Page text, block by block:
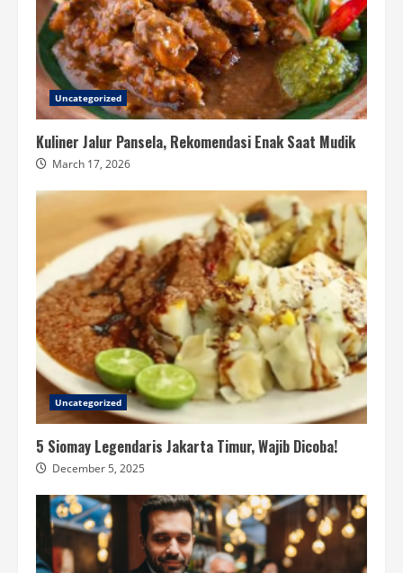
Uncategorized
Kuliner Jalur Pansela, Rekomendasi Enak Saat Mudik
March 17, 2026
Uncategorized
5 Siomay Legendaris Jakarta Timur, Wajib Dicoba!
December 5, 2025